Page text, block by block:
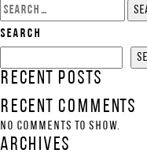
Search
for:
Search
Recent Posts
Recent Comments
No comments to show.
Archives